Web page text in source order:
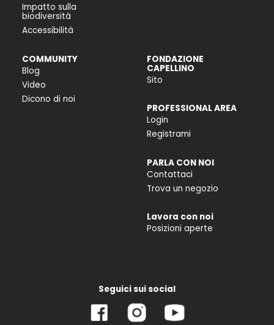
Impatto sulla
biodiversità
Accessibilità
COMMUNITY
Blog
Video
Dicono di noi
FONDAZIONE
CAPELLINO
Sito
PROFESSIONAL AREA
Login
Registrami
PARLA CON NOI
Contattaci
Trova un negozio
Lavora con noi
Posizioni aperte
Seguici sui social